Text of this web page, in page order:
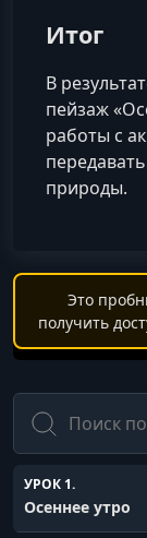
Итог
В
пейзаж
работы с
природы.
Это
получить
Поиск
УРОК 1.
Осеннее утро